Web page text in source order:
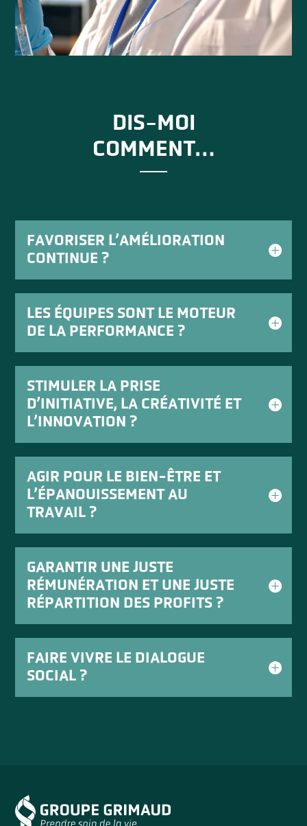
DIS-MOI
COMMENT…
FAVORISER L’AMÉLIORATION
CONTINUE ?
LES ÉQUIPES SONT LE MOTEUR
DE LA PERFORMANCE ?
STIMULER LA PRISE
D’INITIATIVE, LA CRÉATIVITÉ ET
L’INNOVATION ?
AGIR POUR LE BIEN-ÊTRE ET
L’ÉPANOUISSEMENT AU
TRAVAIL ?
GARANTIR UNE JUSTE
RÉMUNÉRATION ET UNE JUSTE
RÉPARTITION DES PROFITS ?
FAIRE VIVRE LE DIALOGUE
SOCIAL ?